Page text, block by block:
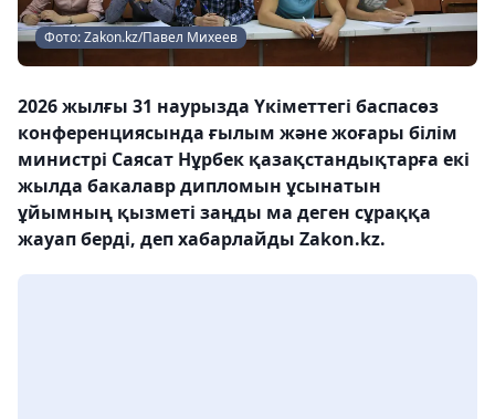
Фото: Zakon.kz/Павел Михеев
2026 жылғы 31 наурызда Үкіметтегі баспасөз
конференциясында ғылым және жоғары білім
министрі Саясат Нұрбек қазақстандықтарға екі
жылда бакалавр дипломын ұсынатын
ұйымның қызметі заңды ма деген сұраққа
жауап берді, деп хабарлайды Zakon.kz.